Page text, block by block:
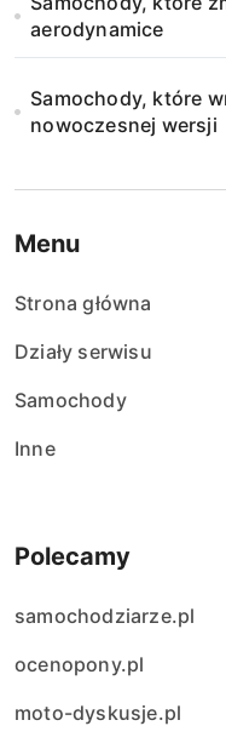
aerodynamice
Samochody, które
nowoczesnej wersji
Menu
Strona główna
Działy serwisu
Samochody
Inne
Polecamy
samochodziarze.pl
ocenopony.pl
moto-dyskusje.pl